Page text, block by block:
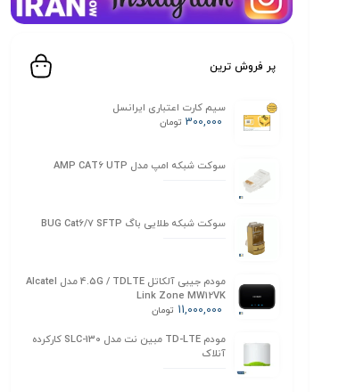
پر فروش ترین
سیم کارت اعتباری ایرانسل
300,000 تومان
سوکت شبکه امپ مدل AMP CAT6 UTP
سوکت شبکه طلایی باگ BUG Cat6/7 SFTP
مودم جیبی آلکاتل 4.5G / TDLTE مدل Alcatel
Link Zone MW12VK
11,000,000 تومان
مودم TD-LTE مبین نت مدل SLC-130 کارکرده
آنلاک